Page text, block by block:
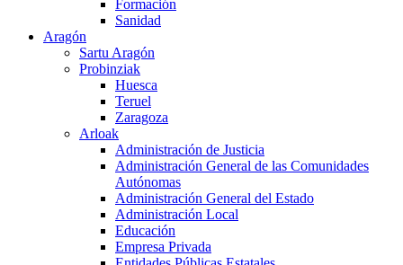
Formación
Sanidad
Aragón
Sartu Aragón
Probinziak
Huesca
Teruel
Zaragoza
Arloak
Administración de Justicia
Administración General de las Comunidades
Autónomas
Administración General del Estado
Administración Local
Educación
Empresa Privada